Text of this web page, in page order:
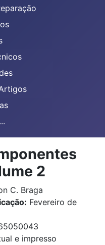
2
C. Braga
Fevereiro de
e impresso